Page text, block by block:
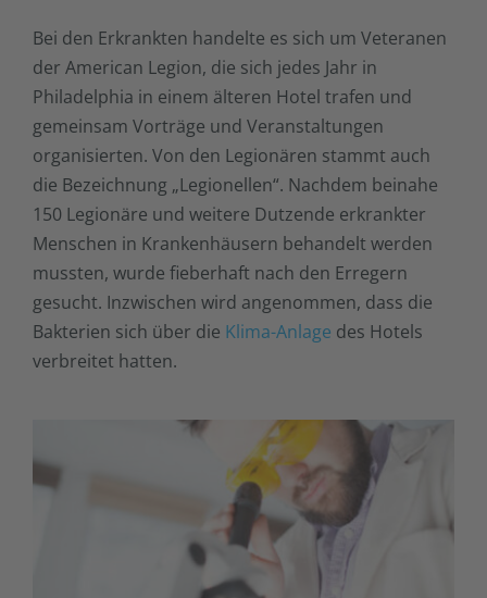
Bei den Erkrankten handelte es sich um Veteranen
der American Legion, die sich jedes Jahr in
Philadelphia in einem älteren Hotel trafen und
gemeinsam Vorträge und Veranstaltungen
organisierten. Von den Legionären stammt auch
die Bezeichnung „Legionellen“. Nachdem beinahe
150 Legionäre und weitere Dutzende erkrankter
Menschen in Krankenhäusern behandelt werden
mussten, wurde fieberhaft nach den Erregern
gesucht. Inzwischen wird angenommen, dass die
Bakterien sich über die Klima-Anlage des Hotels
verbreitet hatten.